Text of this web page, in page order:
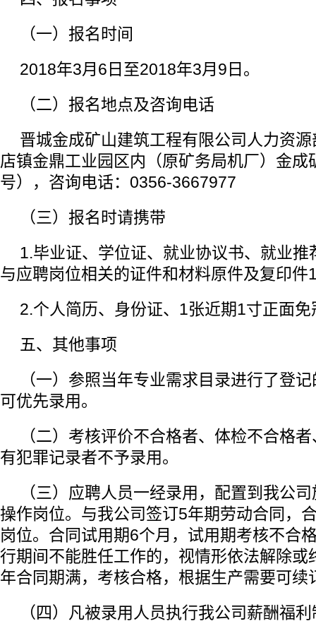
（一）报名时间
2018年3月6日至2018年3月9日。
（二）报名地点及咨询电话
晋城金成矿山建筑工程有限公司人力资
店镇金鼎工业园区内（原矿务局机厂）金成
号），咨询电话：0356-3667977
（三）报名时请携带
1.毕业证、学位证、就业协议书、就业推
与应聘岗位相关的证件和材料原件及复印件
2.个人简历、身份证、1张近期1寸正面免
五、其他事项
（一）参照当年专业需求目录进行了登
可优先录用。
（二）考核评价不合格者、体检不合格
有犯罪记录者不予录用。
（三）应聘人员一经录用，配置到我公
操作岗位。与我公司签订5年期劳动合同，
岗位。合同试用期6个月，试用期考核不合
行期间不能胜任工作的，视情形依法解除或
年合同期满，考核合格，根据生产需要可续
（四）凡被录用人员执行我公司薪酬福